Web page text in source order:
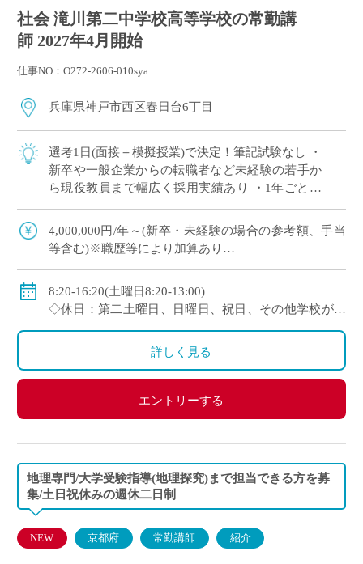
社会 滝川第二中学校高等学校の常勤講
師 2027年4月開始
仕事NO：O272-2606-010sya
兵庫県神戸市西区春日台6丁目
選考1日(面接＋模擬授業)で決定！筆記試験なし ・
新卒や一般企業からの転職者など未経験の若手か
ら現役教員まで幅広く採用実績あり ・1年ごとに
会で活躍する運動部を多数擁しながら […]
4,000,000円/年～(新卒・未経験の場合の参考額、手当
等含む)※職歴等により加算あり
・30歳(教諭・配偶者あり)：約660万円
・40歳(教諭・配偶者及び子２人)：約860万円
・50歳(教諭・配偶者及び子２人)：約940万円
◇賞与：有(過去実績3.55ヶ月分＋30万円)
◇保険：私学共済、雇用保険、労災保険
8:20-16:20(土曜日8:20-13:00)
◇休日：第二土曜日、日曜日、祝日、その他学校が定
詳しく見る
エントリーする
地理専門/大学受験指導(地理探究)まで担当できる方を募
集/土日祝休みの週休二日制
NEW 京都府 常勤講師 紹介